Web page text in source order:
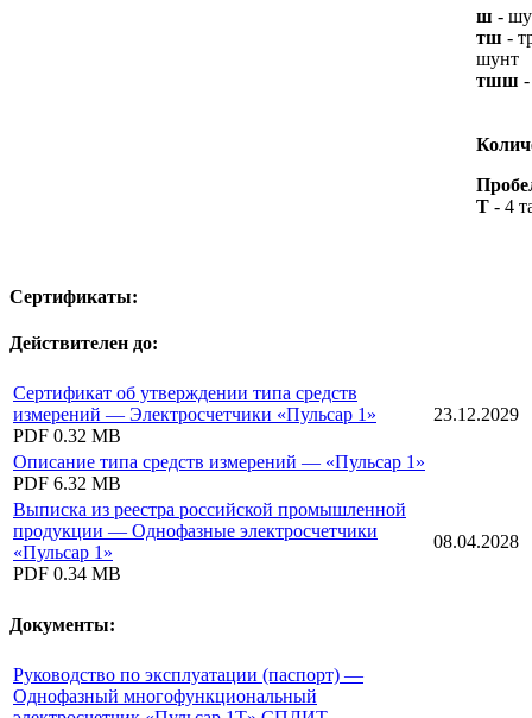
ш -
тш -
шунт
тшш
Т - 4
Сертификаты:
Действителен до:
Сертификат об утверждении типа средств
измерений — Электросчетчики «Пульсар 1»
PDF 0.32 MB
23.12.2029
Описание типа средств измерений — «Пульсар 1»
PDF 6.32 MB
Выписка из реестра российской промышленной
продукции — Однофазные электросчетчики
«Пульсар 1»
PDF 0.34 MB
08.04.2028
Документы:
Руководство по эксплуатации (паспорт) —
Однофазный многофункциональный